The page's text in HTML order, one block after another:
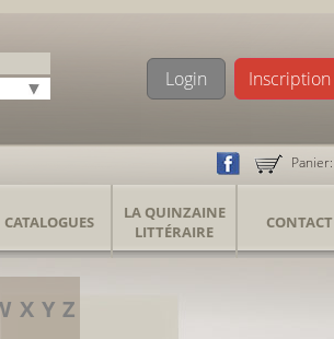
Login Inscription
Panier:
CATALOGUES
LA QUINZAINE
LITTÉRAIRE
CONTACT
X Y Z